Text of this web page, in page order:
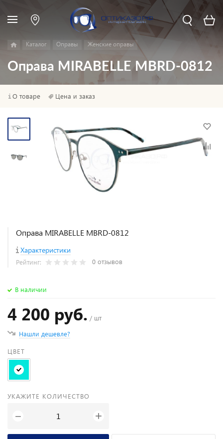
Каталог Оправы Женские оправы
Оправа MIRABELLE MBRD-0812
О товаре Цена и заказ
Оправа MIRABELLE MBRD-0812
Характеристики
Рейтинг: 0 отзывов
В наличии
4 200 руб. / шт
Нашли дешевле?
ЦВЕТ
УКАЖИТЕ КОЛИЧЕСТВО
− +